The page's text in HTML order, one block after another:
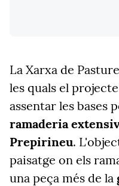
La Xarxa de
les quals el
assentar les bases
ramaderia
Prepirineu.
paisatge on els
una peça més de la